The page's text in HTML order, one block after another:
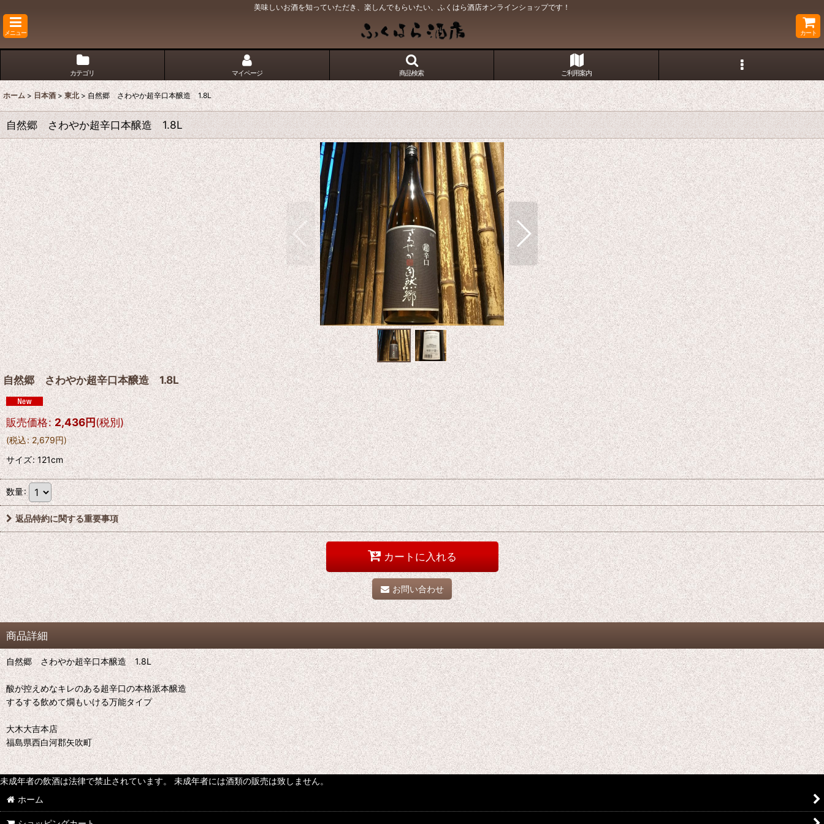
美味しいお酒を知っていただき、楽しんでもらいたい、ふくはら酒店オンラインショップです！
メニュー カート
カテゴリ マイページ 商品検索 ご利用案内
ホーム > 日本酒 > 東北 > 自然郷 さわやか超辛口本醸造 1.8L
自然郷 さわやか超辛口本醸造 1.8L
自然郷 さわやか超辛口本醸造 1.8L
販売価格: 2,436円(税別)
(税込: 2,679円)
サイズ:121cm
数量:
返品特約に関する重要事項
カートに入れる
お問い合わせ
商品詳細
自然郷 さわやか超辛口本醸造 1.8L
酸が控えめなキレのある超辛口の本格派本醸造
するする飲めて燗もいける万能タイプ
大木大吉本店
福島県西白河郡矢吹町
未成年者の飲酒は法律で禁止されています。 未成年者には酒類の販売は致しません。
ホーム